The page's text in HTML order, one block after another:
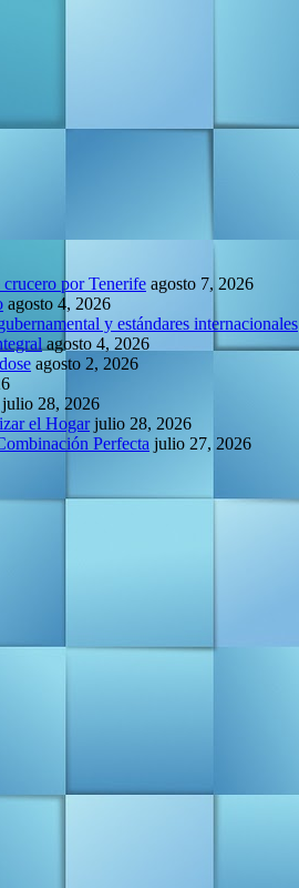
crucero por Tenerife agosto 7, 2026
agosto 4, 2026
y estándares internacionales
agosto 4, 2026
agosto 2, 2026
julio 28, 2026
el Hogar julio 28, 2026
Perfecta julio 27, 2026